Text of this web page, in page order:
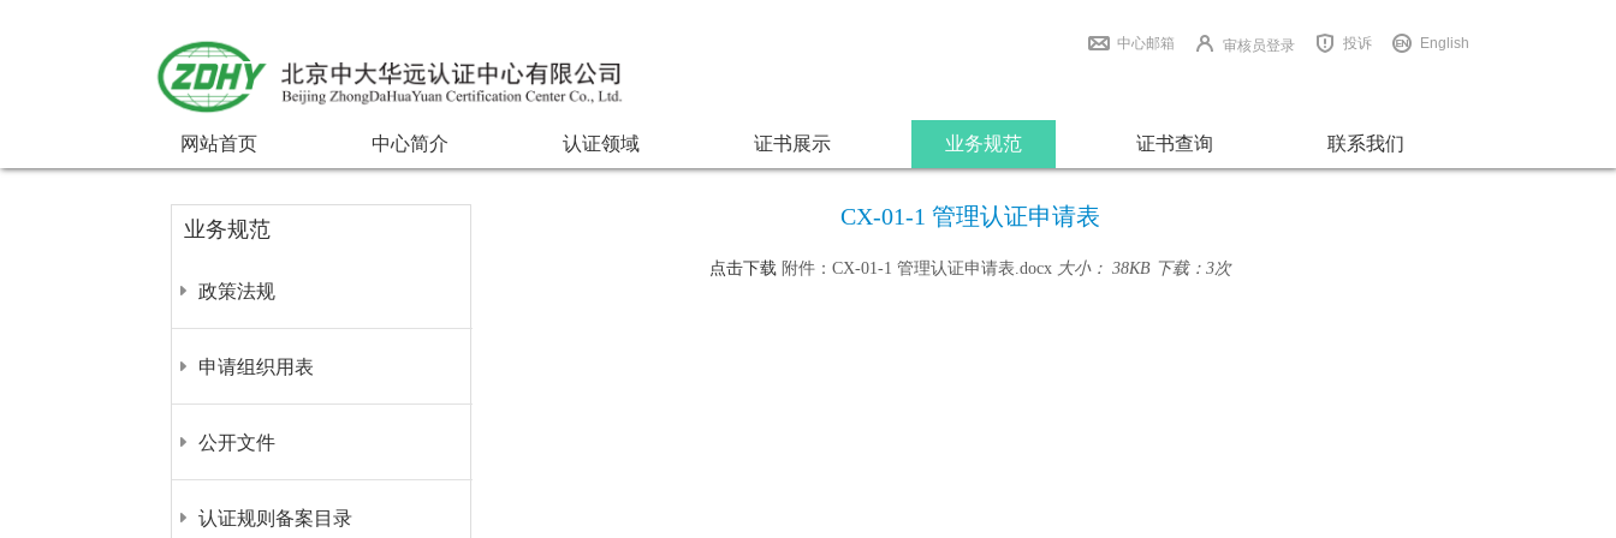
English
投诉
审核员登录
中心邮箱
网站首页 中心简介 认证领域 证书展示 业务规范 证书查询 联系我们
CX-01-1 管理认证申请表
点击下载 附件：CX-01-1 管理认证申请表.docx 大小： 38KB 下载： 3次
业务规范
政策法规
申请组织用表
公开文件
认证规则备案目录